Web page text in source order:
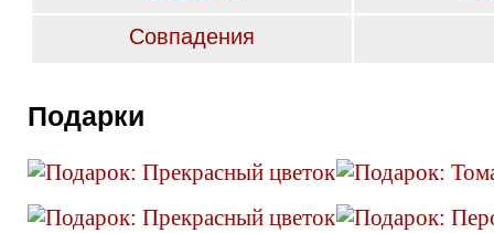
Совпадения
Подарки